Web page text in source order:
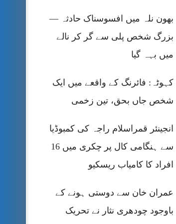
بھون نلہ میں افسوسناک حادثہ —
بزرگ شخص پلی سے گر کر نالے
میں بہہ گیا
کہوٹہ: فائرنگ کے واقعے میں ایک
شخص جاں بحق، تین زخمی
انجینئر قمراسلام راجہ کی کمبوڈیا
سے ہنگامی کال پر چکری میں 16
افراد کا کامیاب ریسکیو
عمران خان سے دوستی ہونے کے
باوجود چودھری نثار نے تحریک